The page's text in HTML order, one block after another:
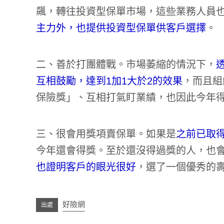
飆，轉往投資型保單市場，這些業務人員
主力外，也提供投資型保單供客戶選擇 。
二、善於打團體戰。市場萎縮的情況下，
互相鼓勵，達到1加1大於2的效果 ，而且
保險獎」、互相打氣盯業績，也因此今年
三、很會用獎項賣保單。如果是之前已取
今年還會得獎。至於還沒得過獎的人，也
也證明客戶的眼光很好 ，選了一個優秀的
好險網